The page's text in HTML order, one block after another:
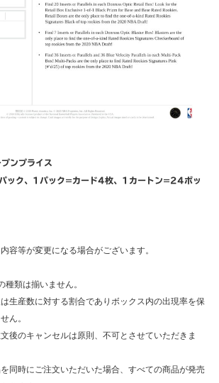
ンプライス
ック、1パック=カード4枚、1カートン=24ボッ
容等が変更になる場合がございます。
類は揃いません。
生産数に対する割合でありボックス内の出現率を保
ん。
後のキャンセルは原則、不可とさせていただきま
同時にご注文いただいた場合、すべての商品が発売